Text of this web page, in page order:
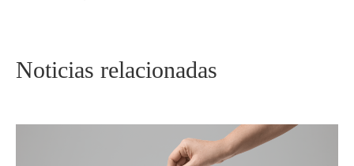
Noticias relacionadas